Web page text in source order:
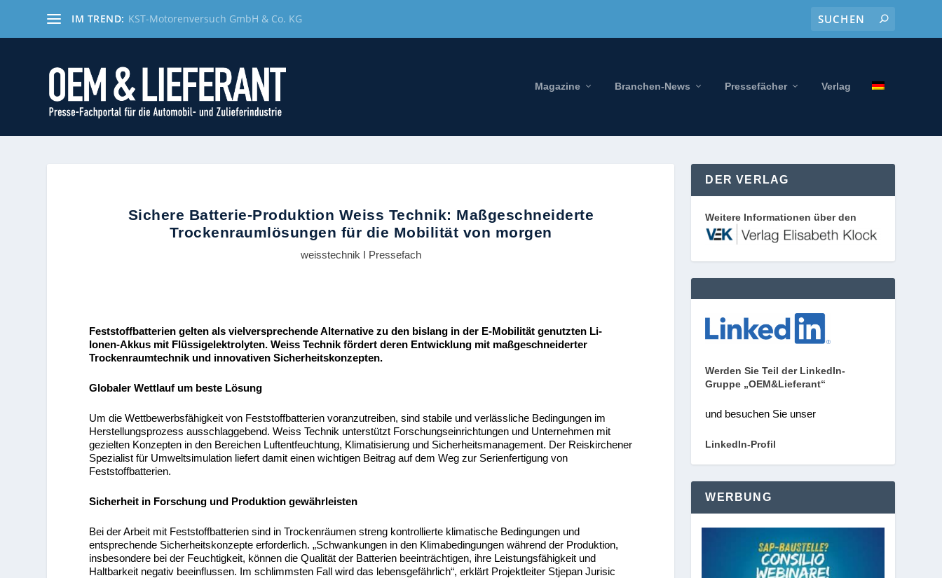
IM TREND: KST-Motorenversuch GmbH & Co. KG
Magazine Branchen-News Pressefächer Verlag
Sichere Batterie-Produktion Weiss Technik: Maßgeschneiderte
Trockenraumlösungen für die Mobilität von morgen
weisstechnik I Pressefach
Feststoffbatterien gelten als vielversprechende Alternative zu den bislang in der E-Mobilität genutzten Li-
Ionen-Akkus mit Flüssigelektrolyten. Weiss Technik fördert deren Entwicklung mit maßgeschneiderter
Trockenraumtechnik und innovativen Sicherheitskonzepten.
Globaler Wettlauf um beste Lösung
Um die Wettbewerbsfähigkeit von Feststoffbatterien voranzutreiben, sind stabile und verlässliche Bedingungen im
Herstellungsprozess ausschlaggebend. Weiss Technik unterstützt Forschungseinrichtungen und Unternehmen mit
gezielten Konzepten in den Bereichen Luftentfeuchtung, Klimatisierung und Sicherheitsmanagement. Der Reiskirchener
Spezialist für Umweltsimulation liefert damit einen wichtigen Beitrag auf dem Weg zur Serienfertigung von
Feststoffbatterien.
Sicherheit in Forschung und Produktion gewährleisten
Bei der Arbeit mit Feststoffbatterien sind in Trockenräumen streng kontrollierte klimatische Bedingungen und
entsprechende Sicherheitskonzepte erforderlich. „Schwankungen in den Klimabedingungen während der Produktion,
insbesondere bei der Feuchtigkeit, können die Qualität der Batterien beeinträchtigen, ihre Leistungsfähigkeit und
Haltbarkeit negativ beeinflussen. Im schlimmsten Fall wird das lebensgefährlich“, erklärt Projektleiter Stjepan Jurisic
DER VERLAG
Weitere Informationen über den
Werden Sie Teil der LinkedIn-
Gruppe „OEM&Lieferant“
und besuchen Sie unser
LinkedIn-Profil
WERBUNG